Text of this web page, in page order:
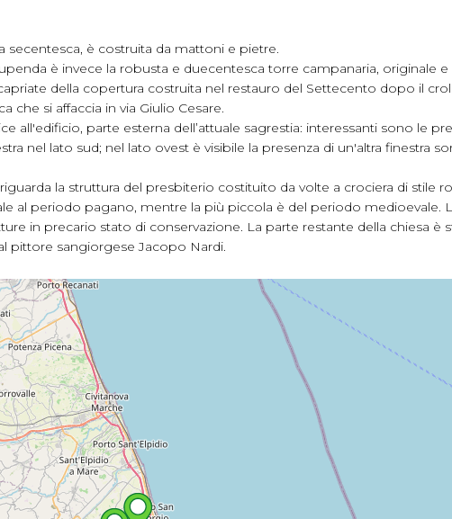
secentesca, è costruita da mattoni e pietre.
è invece la robusta e duecentesca torre campanaria, originale
della copertura costruita nel restauro del Settecento dopo il
che si affaccia in via Giulio Cesare.
all'edificio, parte esterna dell’attuale sagrestia: interessanti sono le
nel lato sud; nel lato ovest è visibile la presenza di un'altra finestra
la struttura del presbiterio costituito da volte a crociera di stile
al periodo pagano, mentre la più piccola è del periodo medioevale.
in precario stato di conservazione. La parte restante della chiesa è
pittore sangiorgese Jacopo Nardi.